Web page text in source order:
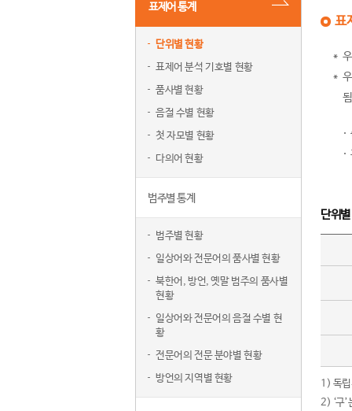
표제어 통계
단위별 현황
표제어 분석 기호별 현황
품사별 현황
음절 수별 현황
첫 자모별 현황
다의어 현황
범주별 통계
범주별 현황
일상어와 전문어의 품사별 현황
북한어, 방언, 옛말 범주의 품사별
현황
일상어와 전문어의 음절 수별 현
황
전문어의 전문 분야별 현황
방언의 지역별 현황
표
단위
1) 독립
2) ‘구